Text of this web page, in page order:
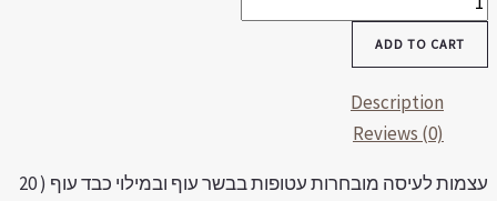
ADD TO CART
Description
Reviews (0)
לעיסהמובחרותעטופותבבשרעוף ובמילויכבדעוף( 20